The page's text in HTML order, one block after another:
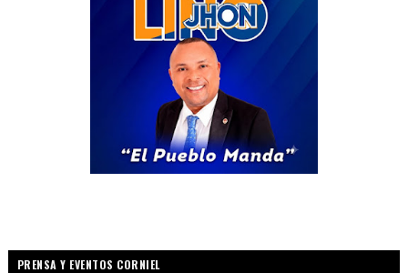
PRENSA Y EVENTOS CORNIEL